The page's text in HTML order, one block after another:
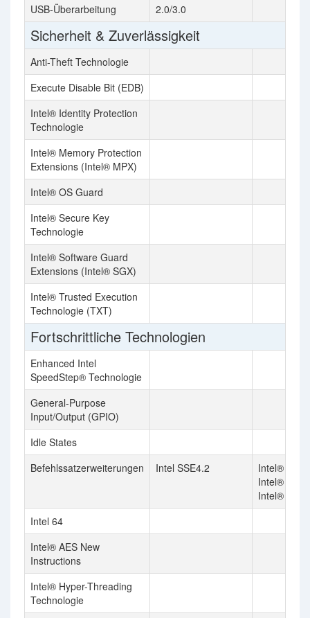
USB-Überarbeitung 2.0/3.0
Sicherheit & Zuverlässigkeit
Anti-Theft Technologie
Execute Disable Bit (EDB)
Intel® Identity Protection
Technologie
Intel® Memory Protection
Extensions (Intel® MPX)
Intel® OS Guard
Intel® Secure Key
Technologie
Intel® Software Guard
Extensions (Intel® SGX)
Intel® Trusted Execution
Technologie (TXT)
Fortschrittliche Technologien
Enhanced Intel
SpeedStep® Technologie
General-Purpose
Input/Output (GPIO)
Idle States
Befehlssatzerweiterungen
Intel SSE4.2
Intel®
Intel®
Intel® AVX
Intel 64
Intel® AES New
Instructions
Intel® Hyper-Threading
Technologie